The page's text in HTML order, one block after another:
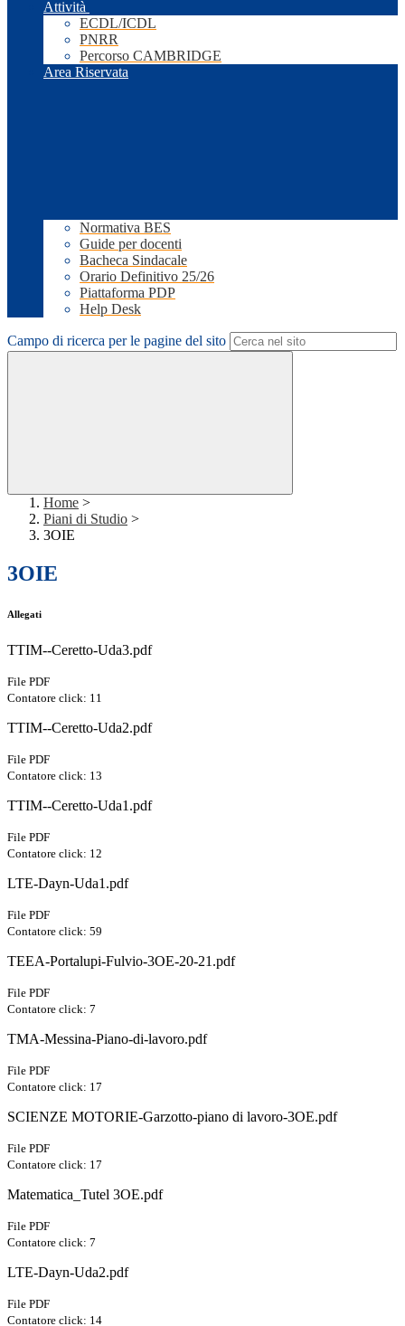
Attività
ECDL/ICDL
PNRR
Percorso CAMBRIDGE
Area Riservata
Normativa BES
Guide per docenti
Bacheca Sindacale
Orario Definitivo 25/26
Piattaforma PDP
Help Desk
Campo di ricerca per le pagine del sito
Home >
Piani di Studio >
3OIE
3OIE
Allegati
TTIM--Ceretto-Uda3.pdf
File PDF
Contatore click: 11
TTIM--Ceretto-Uda2.pdf
File PDF
Contatore click: 13
TTIM--Ceretto-Uda1.pdf
File PDF
Contatore click: 12
LTE-Dayn-Uda1.pdf
File PDF
Contatore click: 59
TEEA-Portalupi-Fulvio-3OE-20-21.pdf
File PDF
Contatore click: 7
TMA-Messina-Piano-di-lavoro.pdf
File PDF
Contatore click: 17
SCIENZE MOTORIE-Garzotto-piano di lavoro-3OE.pdf
File PDF
Contatore click: 17
Matematica_Tutel 3OE.pdf
File PDF
Contatore click: 7
LTE-Dayn-Uda2.pdf
File PDF
Contatore click: 14